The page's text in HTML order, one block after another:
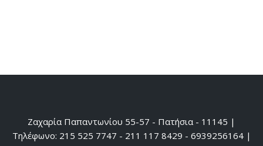
Ζαχαρία Παπαντωνίου 55-57 - Πατήσια - 11145 |
Τηλέφωνο: 215 525 7747 - 211 117 8429 - 6939256164 |